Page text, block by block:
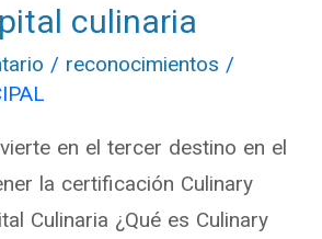
culinaria
/ reconocimientos /
en el tercer destino en el
la certificación Culinary
Culinaria ¿Qué es Culinary